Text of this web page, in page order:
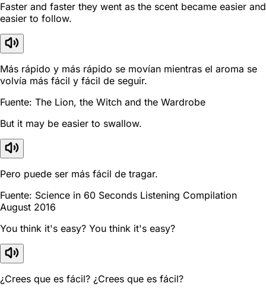
Faster and faster they went as the scent became easier and
easier to follow.
Más rápido y más rápido se movían mientras el aroma se
volvía más fácil y fácil de seguir.
Fuente: The Lion, the Witch and the Wardrobe
But it may be easier to swallow.
Pero puede ser más fácil de tragar.
Fuente: Science in 60 Seconds Listening Compilation
August 2016
You think it's easy? You think it's easy?
¿Crees que es fácil? ¿Crees que es fácil?